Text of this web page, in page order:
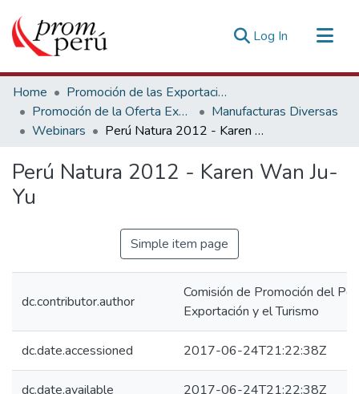
Log In (current)
Communities & Collections
All of DSpace
Statistics
Estadísticas Externas
Home
Promoción de las Exportaciones
Promoción de la Oferta Exportable
Manufacturas Diversas
Webinars
Perú Natura 2012 - Karen Wan Ju-Yu
Perú Natura 2012 - Karen Wan Ju-
Yu
Simple item page
dc.contributor.author
Comisión de Promoción del
Exportación y el Turismo
dc.date.accessioned 2017-06-24T21:22:38Z
dc.date.available 2017-06-24T21:22:38Z